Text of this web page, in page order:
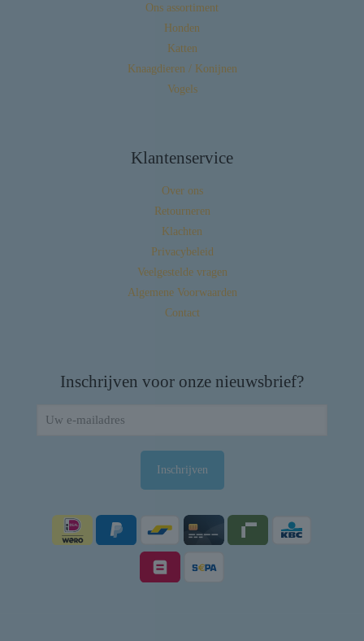
Ons assortiment
Honden
Katten
Knaagdieren / Konijnen
Vogels
Klantenservice
Over ons
Retourneren
Klachten
Privacybeleid
Veelgestelde vragen
Algemene Voorwaarden
Contact
Inschrijven voor onze nieuwsbrief?